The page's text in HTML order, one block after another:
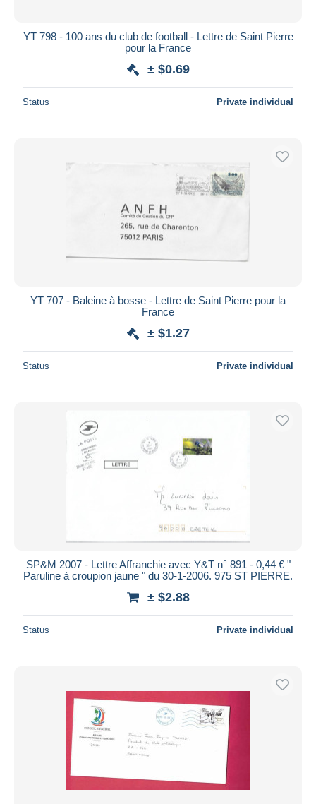
YT 798 - 100 ans du club de football - Lettre de Saint Pierre
pour la France
± $0.69
Status Private individual
YT 707 - Baleine à bosse - Lettre de Saint Pierre pour la
France
± $1.27
Status Private individual
SP&M 2007 - Lettre Affranchie avec Y&T n° 891 - 0,44 € "
Paruline à croupion jaune " du 30-1-2006. 975 ST PIERRE.
± $2.88
Status Private individual